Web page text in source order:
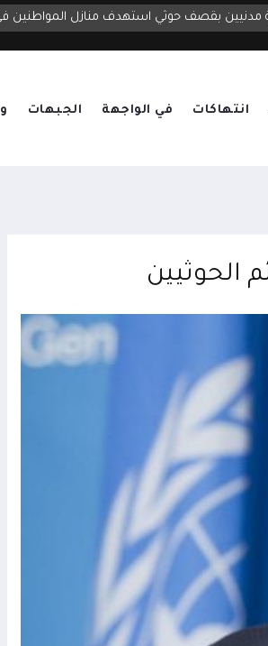
مدنيين بقصف حوثي استهدف منازل
انتهاكات في الواجهة الجبهات
الحوثيين